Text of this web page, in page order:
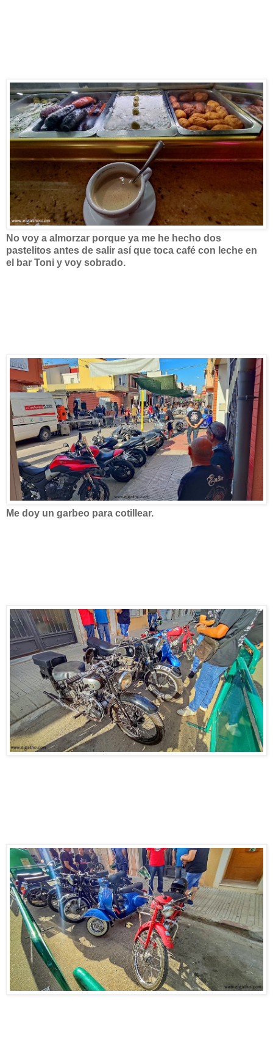
No voy a almorzar porque ya me he hecho dos
pastelitos antes de salir así que toca café con leche en
el bar Toni y voy sobrado.
Me doy un garbeo para cotillear.